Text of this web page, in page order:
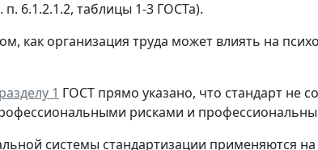
6.1.2.1.2, таблицы 1-3 ГОСТа).
как организация труда может влиять на
разделу 1 ГОСТ прямо указано, что стандарт не
рисками и
системы стандартизации применяются